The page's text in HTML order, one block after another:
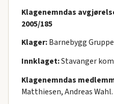
Klagenemndas
2005/185
Klager:Barnebygg
Innklaget:Stavanger
Klagenemndas
Matthiesen, Andreas Wahl.